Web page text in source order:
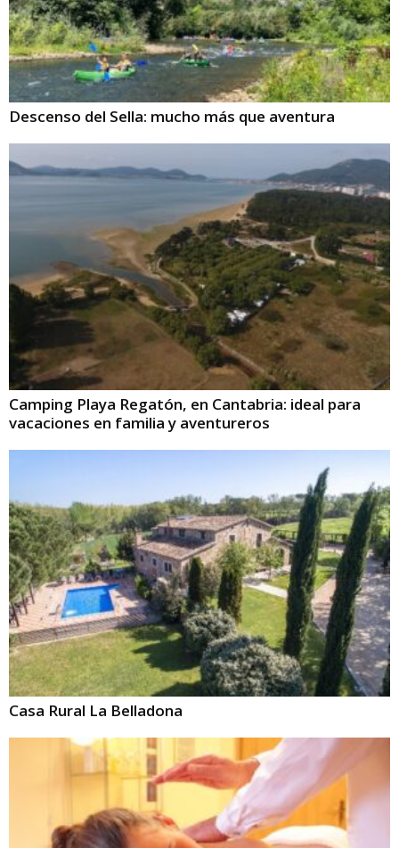
Descenso del Sella: mucho más que aventura
Camping Playa Regatón, en Cantabria: ideal para
vacaciones en familia y aventureros
Casa Rural La Belladona